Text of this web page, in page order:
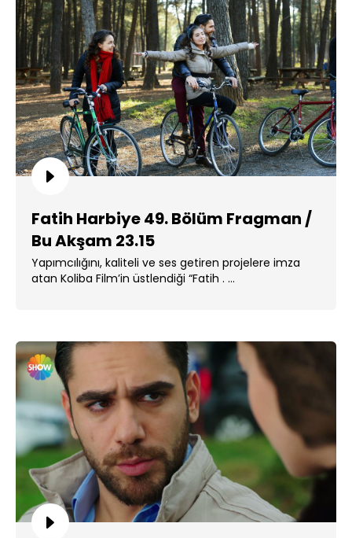
Fatih Harbiye 49. Bölüm Fragman /
Bu Akşam 23.15
Yapımcılığını, kaliteli ve ses getiren projelere imza
atan Koliba Film’in üstlendiği “Fatih . ...